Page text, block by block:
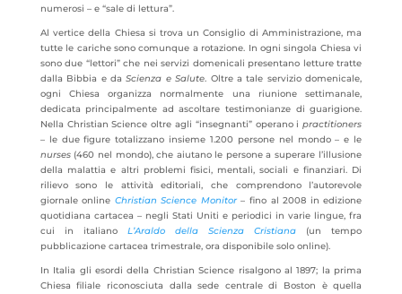
numerosi – e “sale di lettura”.
Al vertice della Chiesa si trova un Consiglio di Amministrazione, ma
tutte le cariche sono comunque a rotazione. In ogni singola Chiesa vi
sono due “lettori” che nei servizi domenicali presentano letture tratte
dalla Bibbia e daScienza e Salute. Oltre a tale servizio domenicale,
ogni Chiesa organizza normalmente una riunione settimanale,
dedicata principalmente ad ascoltare testimonianze di guarigione.
Nella Christian Science oltre agli “insegnanti” operano ipractitioners
– le due figure totalizzano insieme 1.200 persone nel mondo – e le
nurses (460 nel mondo), che aiutano le persone a superare l’illusione
della malattia e altri problemi fisici, mentali, sociali e finanziari. Di
rilievo sono le attività editoriali, che comprendono l’autorevole
giornale online Christian Science Monitor– fino al 2008 in edizione
quotidiana cartacea – negli Stati Uniti e periodici in varie lingue, fra
cui in italiano L’Araldo della Scienza Cristiana (un tempo
pubblicazione cartacea trimestrale, ora disponibile solo online).
In Italia gli esordi della Christian Science risalgono al 1897; la prima
Chiesa filiale riconosciuta dalla sede centrale di Boston è quella